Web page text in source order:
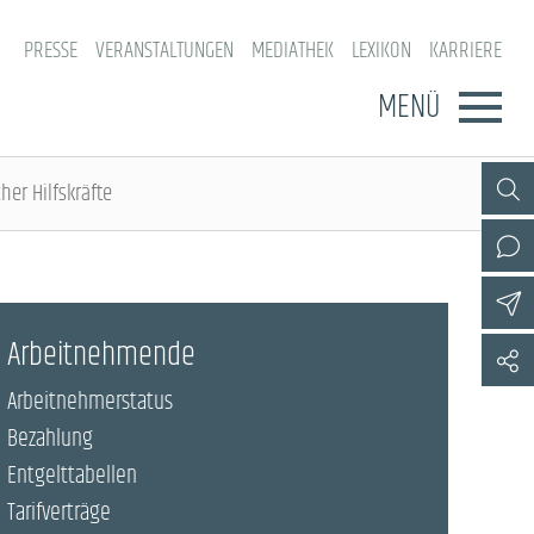
PRESSE VERANSTALTUNGEN MEDIATHEK LEXIKON KARRIERE
MENÜ
Hilfskräfte
Arbeitnehmende
Arbeitnehmerstatus
Bezahlung
Entgelttabellen
Tarifverträge